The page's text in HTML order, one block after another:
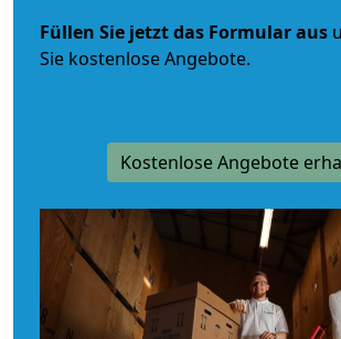
Füllen Sie jetzt das Formular aus
Sie kostenlose Angebote.
Kostenlose Angebote